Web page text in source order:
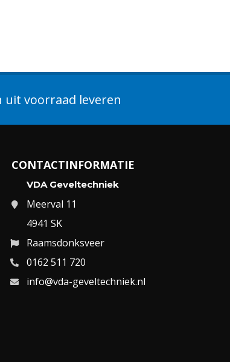
uit voorraad leveren
CONTACTINFORMATIE
VDA Geveltechniek
Meerval 11
4941 SK
Raamsdonksveer
0162 511 720
info@vda-geveltechniek.nl